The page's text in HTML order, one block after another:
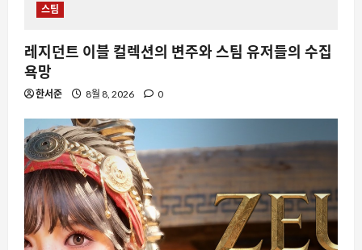
스팀
레지던트 이블 컬렉션의 변주와 스팀 유저들의 수집
욕망
한서준 8월 8, 2026 0